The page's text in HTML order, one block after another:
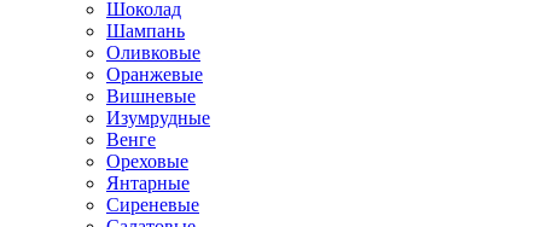
Шоколад
Шампань
Оливковые
Оранжевые
Вишневые
Изумрудные
Венге
Ореховые
Янтарные
Сиреневые